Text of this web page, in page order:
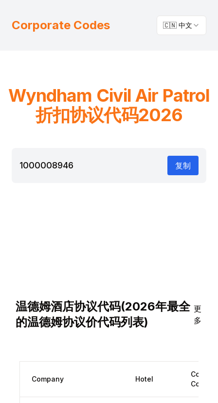
Corporate Codes 🇨🇳 中文
Wyndham Civil Air Patrol
折扣协议代码2026
1000008946 复制
温德姆酒店协议代码(2026年最全
的温德姆协议价代码列表)
更
多
Company Hotel
Code